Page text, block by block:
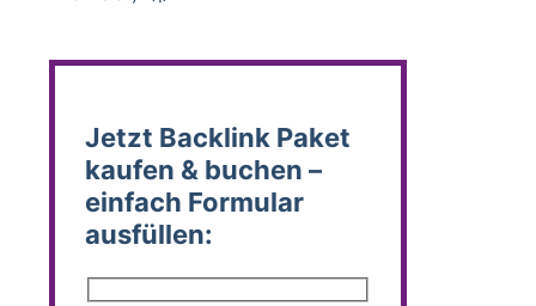
Jetzt Backlink Paket
kaufen & buchen –
einfach Formular
ausfüllen: